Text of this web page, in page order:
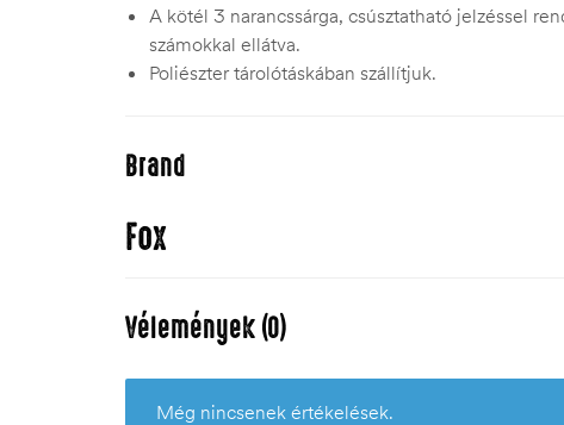
A kötél 3 narancssárga, csúsztatható jelzéssel
számokkal ellátva.
Poliészter tárolótáskában szállítjuk.
Brand
Fox
Vélemények (0)
Még nincsenek értékelések.